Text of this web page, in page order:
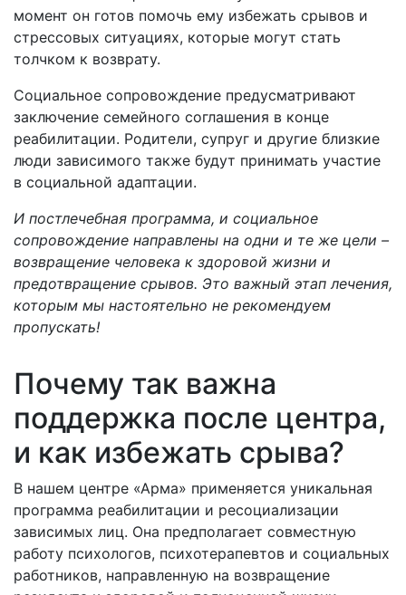
момент он готов помочь ему избежать срывов и
стрессовых ситуациях, которые могут стать
толчком к возврату.
Социальное сопровождение предусматривают
заключение семейного соглашения в конце
реабилитации. Родители, супруг и другие близкие
люди зависимого также будут принимать участие
в социальной адаптации.
И постлечебная программа, и социальное
сопровождение направлены на одни и те же цели –
возвращение человека к здоровой жизни и
предотвращение срывов. Это важный этап лечения,
которым мы настоятельно не рекомендуем
пропускать!
Почему так важна
поддержка после центра,
и как избежать срыва?
В нашем центре «Арма» применяется уникальная
программа реабилитации и ресоциализации
зависимых лиц. Она предполагает совместную
работу психологов, психотерапевтов и социальных
работников, направленную на возвращение